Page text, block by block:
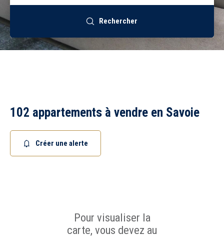
Accès extranet
Rechercher
102 appartements à vendre en Savoie
Créer une alerte
Pour visualiser la
carte, vous devez au